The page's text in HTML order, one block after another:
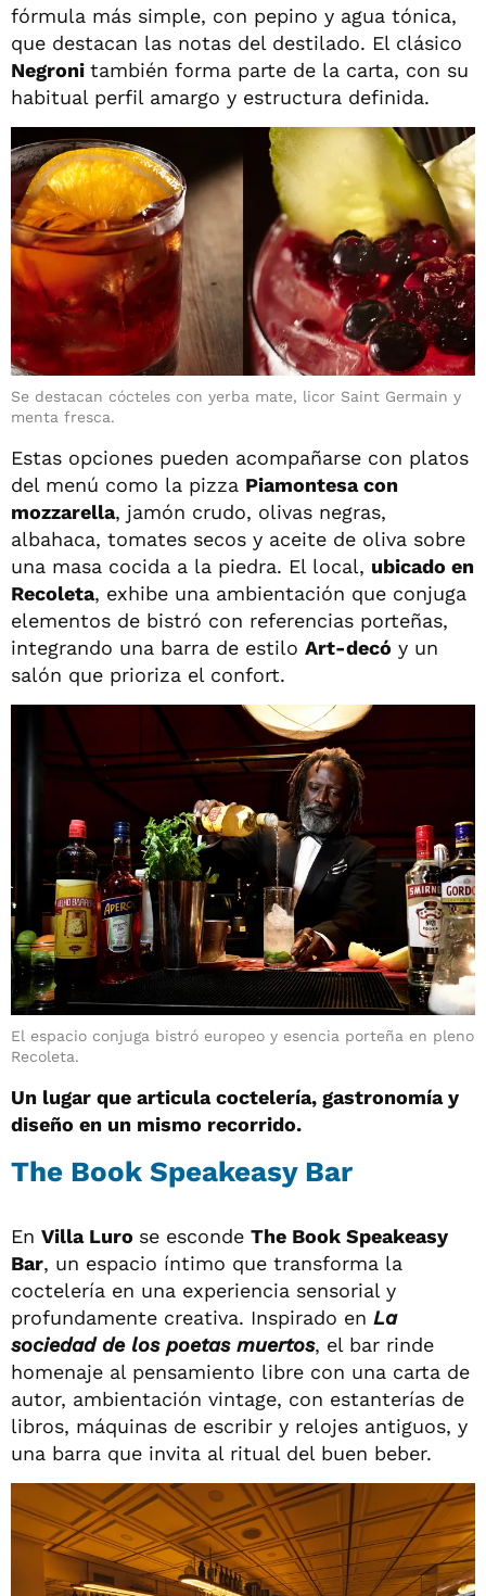
fórmula más simple, con pepino y agua tónica,
que destacan las notas del destilado. El clásico
Negroni también forma parte de la carta, con su
habitual perfil amargo y estructura definida.
Se destacan cócteles con yerba mate, licor Saint Germain y
menta fresca.
Estas opciones pueden acompañarse con platos
del menú como la pizza Piamontesa con
mozzarella, jamón crudo, olivas negras,
albahaca, tomates secos y aceite de oliva sobre
una masa cocida a la piedra. El local, ubicado en
Recoleta, exhibe una ambientación que conjuga
elementos de bistró con referencias porteñas,
integrando una barra de estilo Art-decó y un
salón que prioriza el confort.
El espacio conjuga bistró europeo y esencia porteña en pleno
Recoleta.
Un lugar que articula coctelería, gastronomía y
diseño en un mismo recorrido.
The Book Speakeasy Bar
En Villa Luro se esconde The Book Speakeasy
Bar, un espacio íntimo que transforma la
coctelería en una experiencia sensorial y
profundamente creativa. Inspirado en La
sociedad de los poetas muertos, el bar rinde
homenaje al pensamiento libre con una carta de
autor, ambientación vintage, con estanterías de
libros, máquinas de escribir y relojes antiguos, y
una barra que invita al ritual del buen beber.